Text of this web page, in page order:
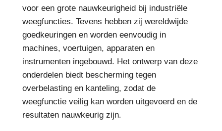
voor een grote nauwkeurigheid bij industriële
weegfuncties. Tevens hebben zij wereldwijde
goedkeuringen en worden eenvoudig in
machines, voertuigen, apparaten en
instrumenten ingebouwd. Het ontwerp van deze
onderdelen biedt bescherming tegen
overbelasting en kanteling, zodat de
weegfunctie veilig kan worden uitgevoerd en de
resultaten nauwkeurig zijn.